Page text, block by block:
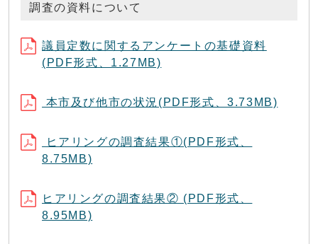
調査の資料について
議員定数に関するアンケートの基礎資料
(PDF形式、1.27MB)
本市及び他市の状況(PDF形式、3.73MB)
ヒアリングの調査結果①(PDF形式、
8.75MB)
ヒアリングの調査結果② (PDF形式、
8.95MB)